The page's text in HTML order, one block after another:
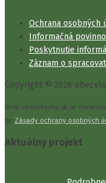
Ochrana osobných
Informačná
Poskytnutie
Záznam o
Copyright © 2026
Web obecvlachy.sk je
tu: Zásady ochrany osobných
Aktuálny projekt